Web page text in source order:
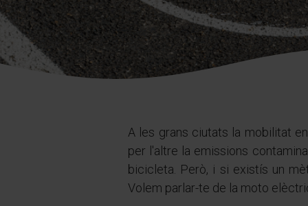
A les grans ciutats la mobilitat
per l'altre la emissions
bicicleta. Però, i si existís un
Volem parlar-te de la moto